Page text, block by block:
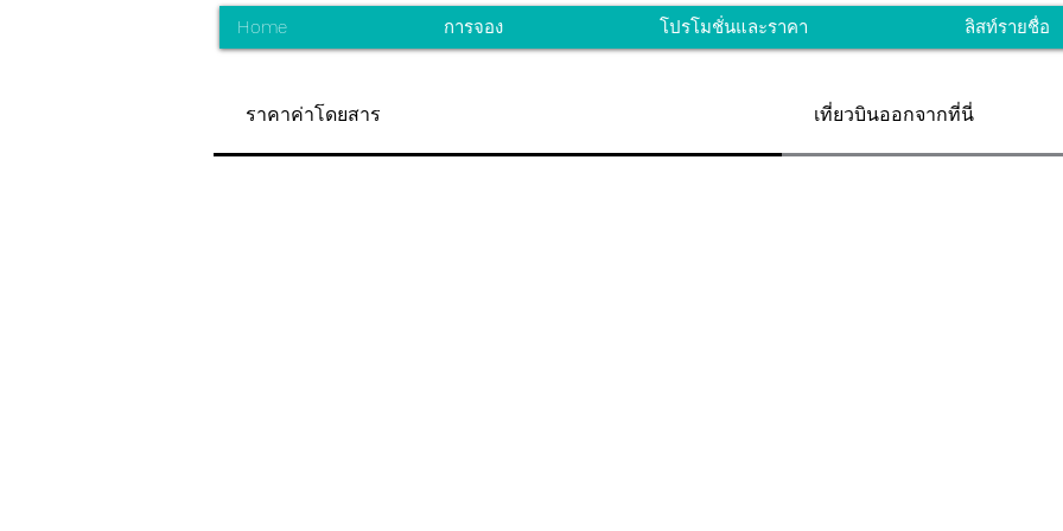
Home การจอง โปรโมชั่นและราคา ลิสท์รายชื่อ
ราคาค่าโดยสาร เที่ยวบินออกจากที่นี่